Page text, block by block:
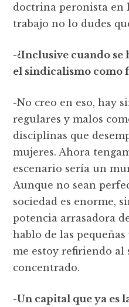
doctrina peronista en
trabajo no lo dudes
-¿Inclusive cuando
el sindicalismo como
-No creo en eso, hay
regulares y malos
disciplinas que
mujeres. Ahora
escenario sería un
Aunque no sean
sociedad es enorme,
potencia arrasadora
hablo de las
me estoy refiriendo al
concentrado.
-Un capital que ya es